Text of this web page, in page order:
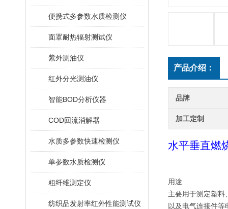
便携式多参数水质检测仪
面罩耐热辐射测试仪
紫外测油仪
红外分光测油仪
智能BOD分析仪器
COD回流消解器
水质多参数快速检测仪
单参数水质检测仪
粗纤维测定仪
纺织品发射率红外性能测试仪
产品介绍：
品牌
加工定制
水平垂直燃
用途
主要用于测定塑料
以及电气连接件